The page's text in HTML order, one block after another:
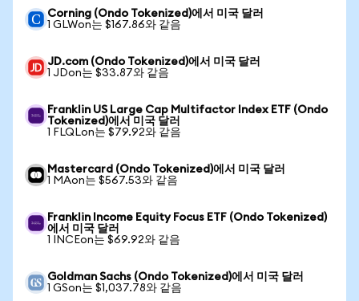
Corning (Ondo Tokenized)에서 미국 달러
1 GLWon는 $167.86와 같음
JD.com (Ondo Tokenized)에서 미국 달러
1 JDon는 $33.87와 같음
Franklin US Large Cap Multifactor Index ETF (Ondo
Tokenized)에서 미국 달러
1 FLQLon는 $79.92와 같음
Mastercard (Ondo Tokenized)에서 미국 달러
1 MAon는 $567.53와 같음
Franklin Income Equity Focus ETF (Ondo Tokenized)
에서 미국 달러
1 INCEon는 $69.92와 같음
Goldman Sachs (Ondo Tokenized)에서 미국 달러
1 GSon는 $1,037.78와 같음